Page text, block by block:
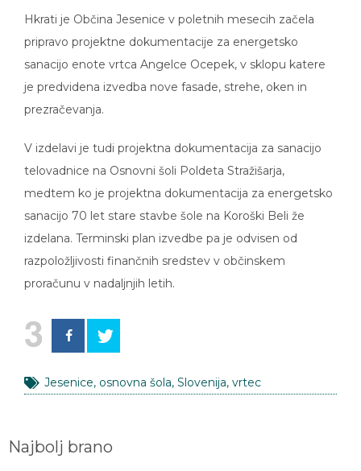
Hkrati je Občina Jesenice v poletnih mesecih začela
pripravo projektne dokumentacije za energetsko
sanacijo enote vrtca Angelce Ocepek, v sklopu katere
je predvidena izvedba nove fasade, strehe, oken in
prezračevanja.
V izdelavi je tudi projektna dokumentacija za sanacijo
telovadnice na Osnovni šoli Poldeta Stražišarja,
medtem ko je projektna dokumentacija za energetsko
sanacijo 70 let stare stavbe šole na Koroški Beli že
izdelana. Terminski plan izvedbe pa je odvisen od
razpoložljivosti finančnih sredstev v občinskem
proračunu v nadaljnjih letih.
3
Jesenice, osnovna šola, Slovenija, vrtec
Najbolj brano